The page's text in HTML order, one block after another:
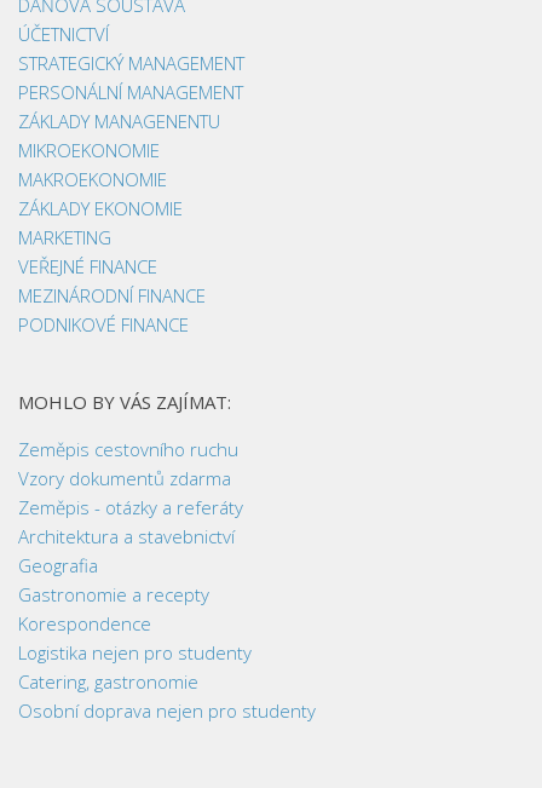
ÚČETNICTVÍ
STRATEGICKÝ MANAGEMENT
PERSONÁLNÍ MANAGEMENT
ZÁKLADY MANAGENENTU
MIKROEKONOMIE
MAKROEKONOMIE
ZÁKLADY EKONOMIE
MARKETING
VEŘEJNÉ FINANCE
MEZINÁRODNÍ FINANCE
PODNIKOVÉ FINANCE
MOHLO BY VÁS ZAJÍMAT:
Zeměpis cestovního ruchu
Vzory dokumentů zdarma
Zeměpis - otázky a referáty
Architektura a stavebnictví
Geografia
Gastronomie a recepty
Korespondence
Logistika nejen pro studenty
Catering, gastronomie
Osobní doprava nejen pro studenty